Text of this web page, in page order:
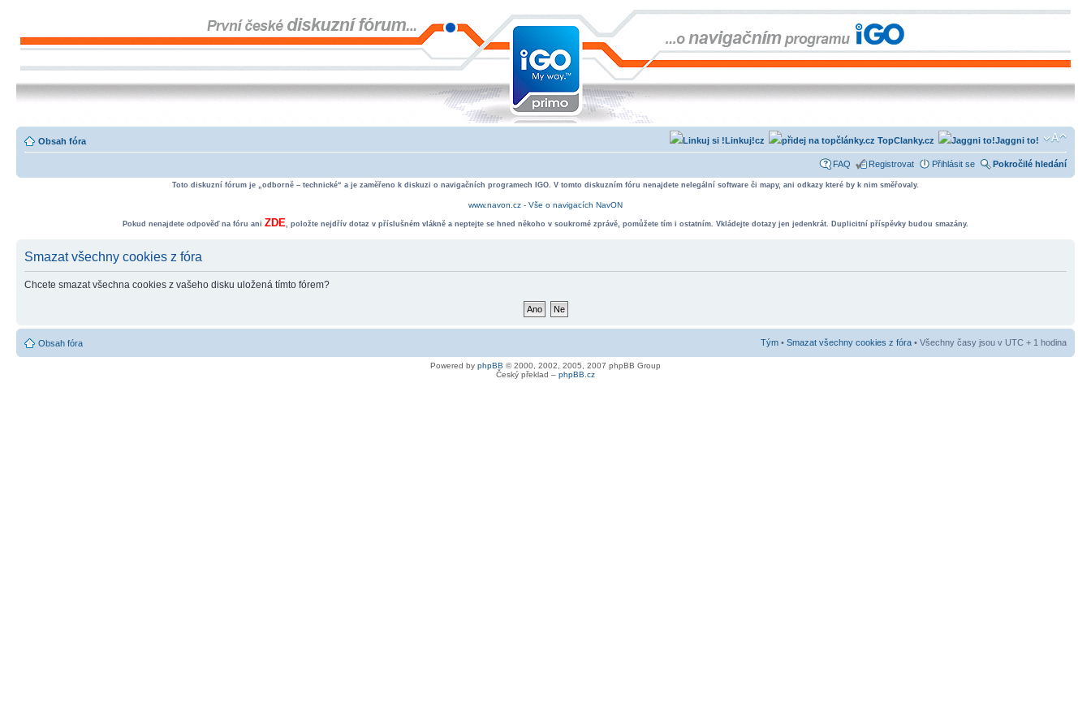
Obsah fóra Jaggni to!
TopClanky.cz
Linkuj!cz
FAQ Registrovat Přihlásit se Pokročilé hledání
Toto diskuzní fórum je „odborně – technické“ a je zaměřeno k diskuzi o navigačních programech IGO. V tomto diskuzním fóru nenajdete nelegální software či mapy, ani odkazy které by k nim směřovaly.
www.navon.cz - Vše o navigacích NavON
Pokud nenajdete odpověď na fóru ani ZDE, položte nejdřív dotaz v příslušném vlákně a neptejte se hned někoho v soukromé zprávě, pomůžete tím i ostatním. Vkládejte dotazy jen jedenkrát. Duplicitní příspěvky budou smazány.
Smazat všechny cookies z fóra
Chcete smazat všechna cookies z vašeho disku uložená tímto fórem?
Obsah fóra Tým • Smazat všechny cookies z fóra • Všechny časy jsou v UTC + 1 hodina
Powered by phpBB © 2000, 2002, 2005, 2007 phpBB Group
Český překlad – phpBB.cz